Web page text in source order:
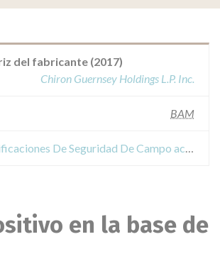
del fabricante (2017)
Chiron Guernsey Holdings L.P. Inc.
BAM
Notificaciones De Seguridad De Campo acerca de the TOPPER® Xtra Absorbent Dressing Pads
en la base de